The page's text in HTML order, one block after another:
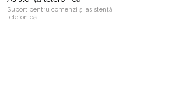
Suport pentru comenzi și asistență
telefonică